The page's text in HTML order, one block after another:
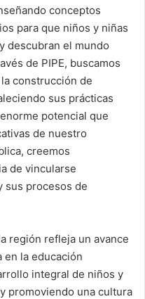
conceptos
para que niños y niñas
descubran el mundo
de PIPE, buscamos
construcción de
sus prácticas
potencial que
de nuestro
creemos
de vincularse
sus procesos de
región refleja un avance
en la educación
integral de niños y
promoviendo una cultura